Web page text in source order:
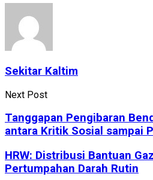
Sekitar Kaltim
Next Post
Tanggapan Pengibaran
antara Kritik Sosial sampai
HRW: Distribusi Bantuan
Pertumpahan Darah Rutin